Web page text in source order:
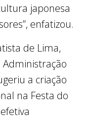
japonesa
enfatizou.
de Lima,
a criação
na Festa do